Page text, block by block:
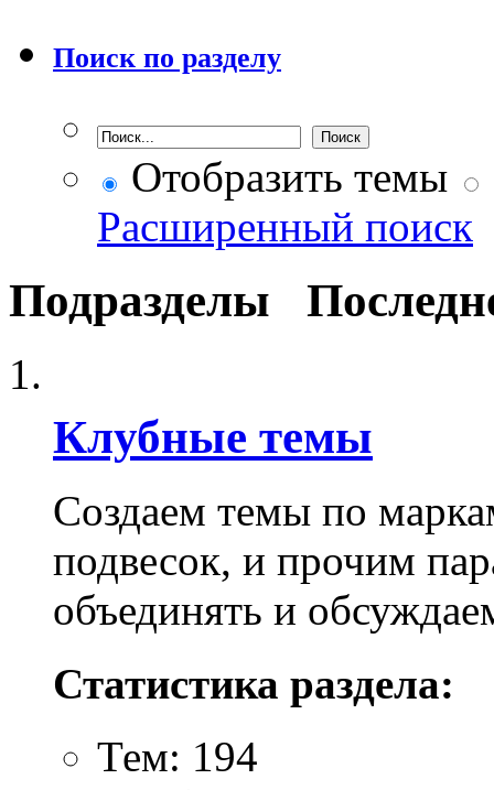
Поиск по разделу
Отобразить темы
Расширенный поиск
Подразделы
Клубные темы
Создаем темы по
подвесок, и прочим
объединять и
Статистика раздела:
Тем: 194